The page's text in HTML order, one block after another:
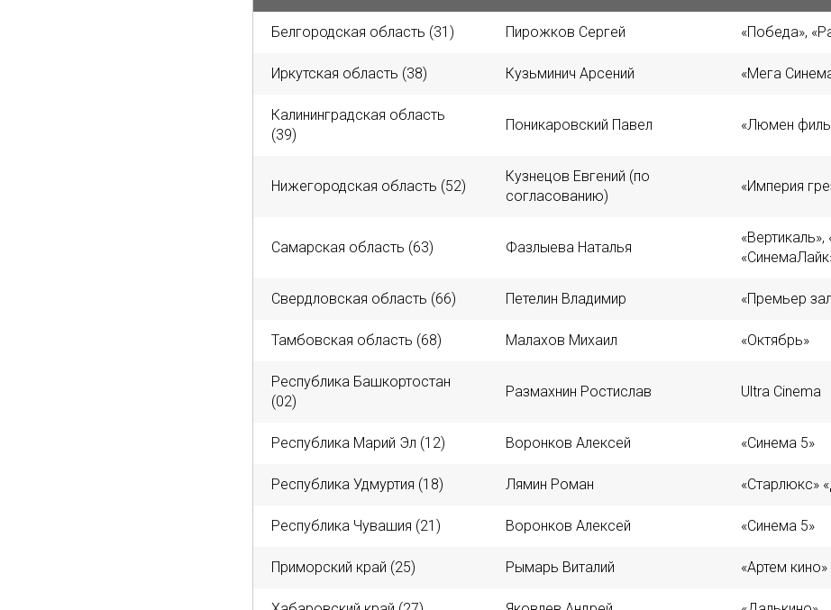
Белгородская область (31) Пирожков Сергей «Победа»,
Иркутская область (38) Кузьминич Арсений «Мега
Калининградская область
(39)
Поникаровский Павел «Люмен
Нижегородская область (52)
Кузнецов Евгений (по
согласованию)
«Империя
Cамарская область (63) Фазлыева Наталья
Свердловская область (66) Петелин Владимир «Премьер
Тамбовская область (68) Малахов Михаил «Октябрь»
Республика Башкортостан
(02)
Размахнин Ростислав Ultra Cinema
Республика Марий Эл (12) Воронков Алексей «Синема 5»
Республика Удмуртия (18) Лямин Роман «Старлюкс»
Республика Чувашия (21) Воронков Алексей «Синема 5»
Приморский край (25) Рымарь Виталий «Артем кино»